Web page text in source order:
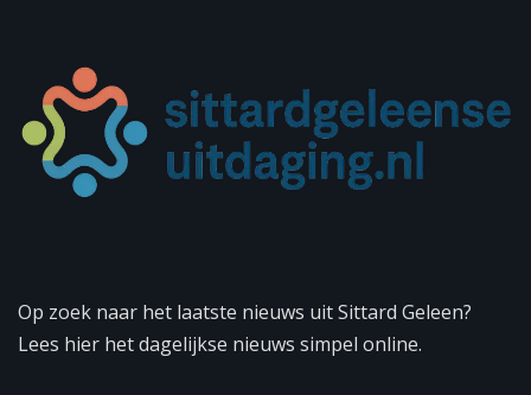
Op zoek naar het laatste nieuws uit Sittard Geleen?
Lees hier het dagelijkse nieuws simpel online.